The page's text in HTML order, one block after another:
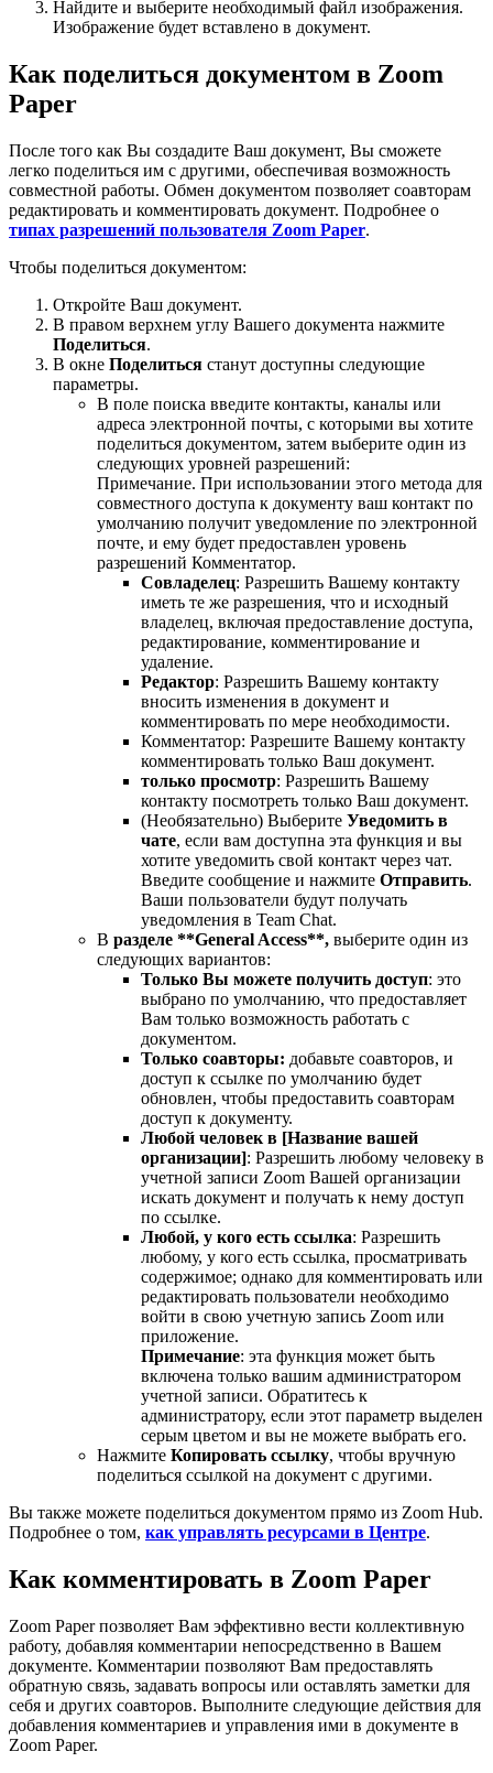
Найдите и выберите необходимый файл изображения.
Изображение будет вставлено в документ.
Как поделиться документом в Zoom
Paper
После того как Вы создадите Ваш документ, Вы сможете
легко поделиться им с другими, обеспечивая возможность
совместной работы. Обмен документом позволяет соавторам
редактировать и комментировать документ. Подробнее о
типах разрешений пользователя Zoom Paper.
Чтобы поделиться документом:
Откройте Ваш документ.
В правом верхнем углу Вашего документа нажмите
Поделиться.
В окне Поделиться станут доступны следующие
параметры.
В поле поиска введите контакты, каналы или
адреса электронной почты, с которыми вы хотите
поделиться документом, затем выберите один из
следующих уровней разрешений:
Примечание. При использовании этого метода для
совместного доступа к документу ваш контакт по
умолчанию получит уведомление по электронной
почте, и ему будет предоставлен уровень
разрешений Комментатор.
Совладелец: Разрешить Вашему контакту
иметь те же разрешения, что и исходный
владелец, включая предоставление доступа,
редактирование, комментирование и
удаление.
Редактор: Разрешить Вашему контакту
вносить изменения в документ и
комментировать по мере необходимости.
Комментатор: Разрешите Вашему контакту
комментировать только Ваш документ.
только просмотр: Разрешить Вашему
контакту посмотреть только Ваш документ.
(Необязательно) Выберите Уведомить в
чате, если вам доступна эта функция и вы
хотите уведомить свой контакт через чат.
Введите сообщение и нажмите Отправить.
Ваши пользователи будут получать
уведомления в Team Chat.
В разделе **General Access**, выберите один из
следующих вариантов:
Только Вы можете получить доступ: это
выбрано по умолчанию, что предоставляет
Вам только возможность работать с
документом.
Только соавторы: добавьте соавторов, и
доступ к ссылке по умолчанию будет
обновлен, чтобы предоставить соавторам
доступ к документу.
Любой человек в [Название вашей
организации]: Разрешить любому человеку в
учетной записи Zoom Вашей организации
искать документ и получать к нему доступ
по ссылке.
Любой, у кого есть ссылка: Разрешить
любому, у кого есть ссылка, просматривать
содержимое; однако для комментировать или
редактировать пользователи необходимо
войти в свою учетную запись Zoom или
приложение.
Примечание: эта функция может быть
включена только вашим администратором
учетной записи. Обратитесь к
администратору, если этот параметр выделен
серым цветом и вы не можете выбрать его.
Нажмите Копировать ссылку, чтобы вручную
поделиться ссылкой на документ с другими.
Вы также можете поделиться документом прямо из Zoom Hub.
Подробнее о том, как управлять ресурсами в Центре.
Как комментировать в Zoom Paper
Zoom Paper позволяет Вам эффективно вести коллективную
работу, добавляя комментарии непосредственно в Вашем
документе. Комментарии позволяют Вам предоставлять
обратную связь, задавать вопросы или оставлять заметки для
себя и других соавторов. Выполните следующие действия для
добавления комментариев и управления ими в документе в
Zoom Paper.